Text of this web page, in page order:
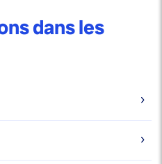
dans les